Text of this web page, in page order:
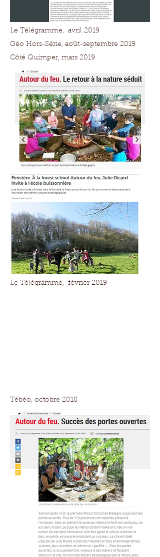
Le Télégramme, avril 2019
Géo Hors-Série, août-septembre 2019
Côté Quimper, mars 2019
Le Télégramme, février 2019
Tébéo, octobre 2018